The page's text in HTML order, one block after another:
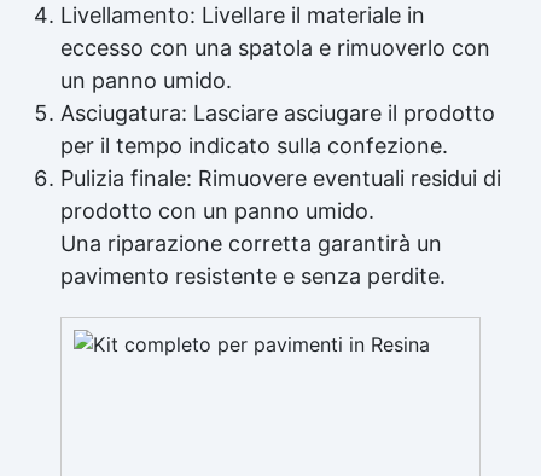
Livellamento: Livellare il materiale in
eccesso con una spatola e rimuoverlo con
un panno umido.
Asciugatura: Lasciare asciugare il prodotto
per il tempo indicato sulla confezione.
Pulizia finale: Rimuovere eventuali residui di
prodotto con un panno umido.
Una riparazione corretta garantirà un
pavimento resistente e senza perdite.